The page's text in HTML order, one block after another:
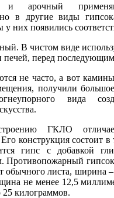
и арочный
в другие виды
у них появились
В чистом виде
печей, перед
не часто, а вот
получили большое
вида
ГКЛО
конструкция состоит
гипс с добавкой
Противопожарный
обычного листа, ширина
не менее 12,5
килограммов.